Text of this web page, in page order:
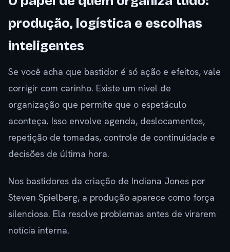
produção, logística e escolhas
inteligentes
Se você acha que bastidor é só ação e efeitos, vale
corrigir com carinho. Existe um nível de
organização que permite que o espetáculo
aconteça. Isso envolve agenda, deslocamentos,
repetição de tomadas, controle de continuidade e
decisões de última hora.
Nos bastidores da criação de Indiana Jones por
Steven Spielberg, a produção aparece como força
silenciosa. Ela resolve problemas antes de virarem
notícia interna.